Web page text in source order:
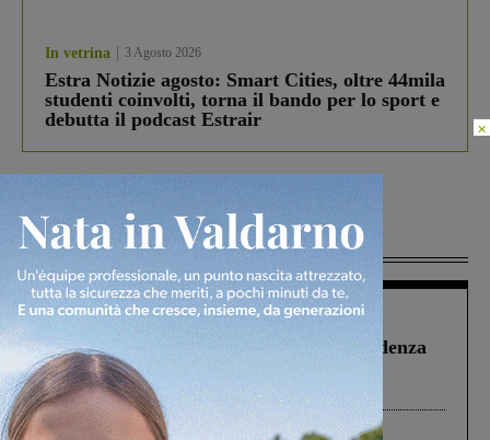
In vetrina 3 Agosto 2026
Estra Notizie agosto: Smart Cities, oltre 44mila
studenti coinvolti, torna il bando per lo sport e
debutta il podcast Estrair
Più lette
Figline Incisa Valdarno 1 Agosto 2026
Piscina di Figline finanziata oltre la scadenza
Pnrr, il gruppo di Fratelli d’Italia: “Un
ringraziamento al Governo”
Cronaca 4 Agosto 2026
×